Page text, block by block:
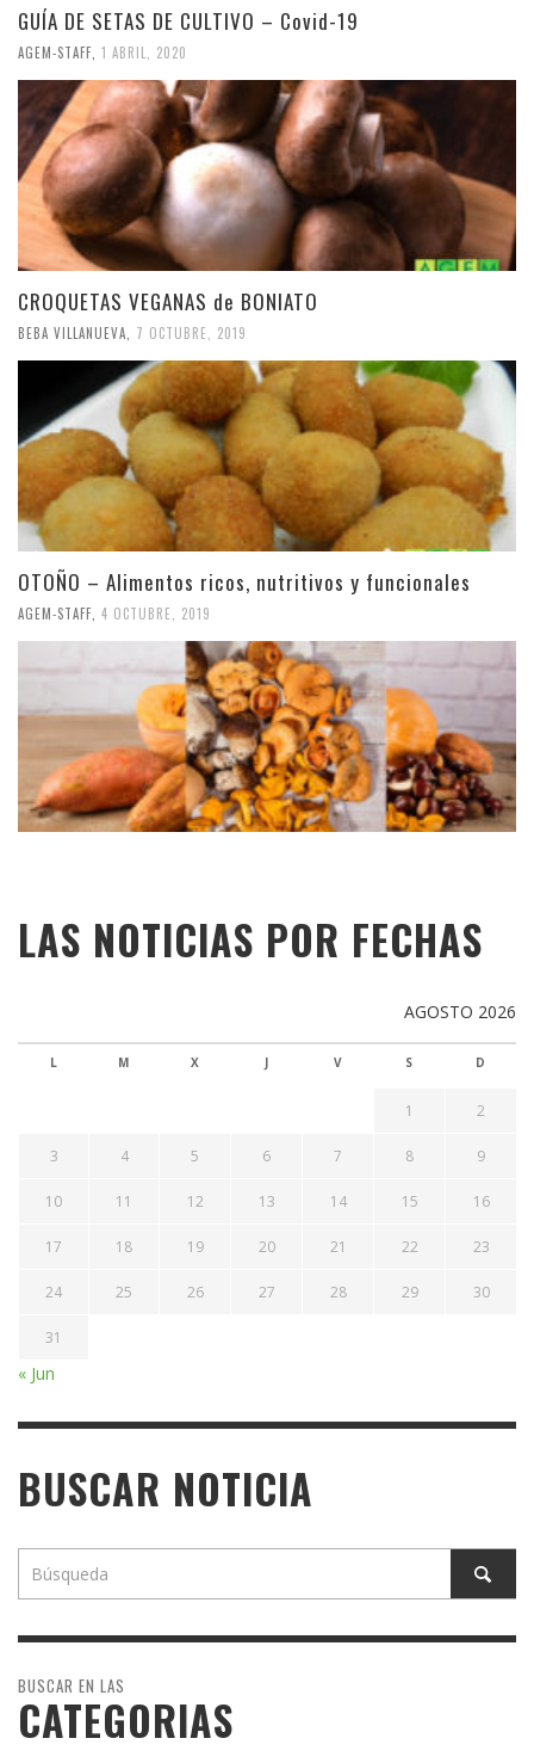
GUÍA DE SETAS DE CULTIVO – Covid-19
AGEM-STAFF 1 ABRIL, 2020
CROQUETAS VEGANAS de BONIATO
BEBA VILLANUEVA 7 OCTUBRE, 2019
OTOÑO – Alimentos ricos, nutritivos y funcionales
AGEM-STAFF 4 OCTUBRE, 2019
LAS NOTICIAS POR FECHAS
AGOSTO 2026
L M X J V S D
1 2
3 4 5 6 7 8 9
10 11 12 13 14 15 16
17 18 19 20 21 22 23
24 25 26 27 28 29 30
31
« Jun
BUSCAR NOTICIA
BUSCAR EN LAS
CATEGORIAS